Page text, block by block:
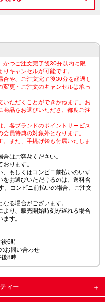
つご注文完了後30分以内に限
キャンセルが可能です。
や、ご注文完了後30分を経過し
変更・ご注文のキャンセルは承っ
ただくことができかねます。お
商品をお選びいただき、都度ご注
各ブランドのポイントサービス
員特典の対象外となります。
また、手提げ袋も付属いたしま
はご容赦ください。
ります。
もしくはコンビニ前払いのいず
をお選びいただけるのは、送料含
。コンビニ前払いの場合、ご注文
る場合がございます。
り、販売開始時刻が遅れる場合
す。
6時
お問い合わせ
8時
ィー